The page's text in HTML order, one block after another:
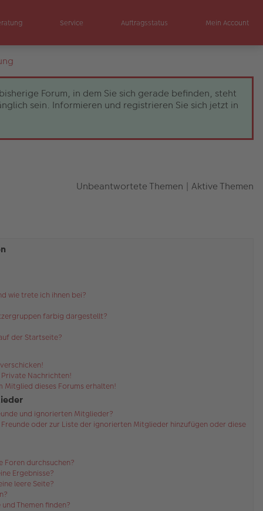
Service Auftragsstatus Mein Account
Forum, in dem Sie sich gerade befinden, steht
sein. Informieren und registrieren Sie sich jetzt in
Unbeantwortete Themen | Aktive Themen
wie trete ich ihnen bei?
farbig dargestellt?
der Startseite?
Nachrichten!
Mitglied dieses Forums erhalten!
und ignorierten Mitglieder?
oder zur Liste der ignorierten Mitglieder hinzufügen oder diese
Foren durchsuchen?
Ergebnisse?
leere Seite?
Themen finden?